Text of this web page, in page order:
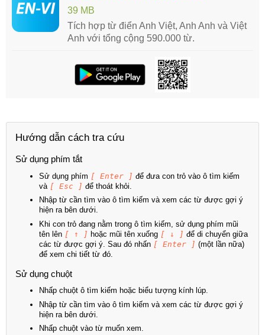
39 MB
Tích hợp từ điển Anh Việt, Anh Anh và Việt
Anh với tổng cộng 590.000 từ.
Hướng dẫn cách tra cứu
Sử dụng phím tắt
Sử dụng phím [ Enter ] để đưa con trỏ vào ô tìm kiếm
và [ Esc ] để thoát khỏi.
Nhập từ cần tìm vào ô tìm kiếm và xem các từ được gợi ý
hiện ra bên dưới.
Khi con trỏ đang nằm trong ô tìm kiếm, sử dụng phím mũi
tên lên [ ↑ ] hoặc mũi tên xuống [ ↓ ] để di chuyển giữa
các từ được gợi ý. Sau đó nhấn [ Enter ] (một lần nữa)
để xem chi tiết từ đó.
Sử dụng chuột
Nhấp chuột ô tìm kiếm hoặc biểu tượng kính lúp.
Nhập từ cần tìm vào ô tìm kiếm và xem các từ được gợi ý
hiện ra bên dưới.
Nhấp chuột vào từ muốn xem.